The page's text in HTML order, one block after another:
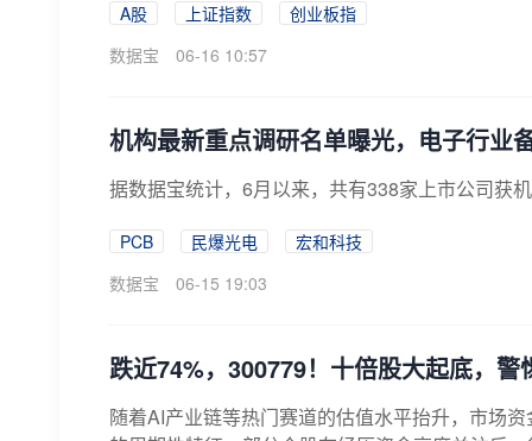
A股 上证指数
创业板指
数据宝
06-16 10:57
机构最新重点调研名单曝光，电子行业
据数据宝统计，6月以来，共有338家上市公司获
PCB 民爆光电
宏和科技
数据宝
06-15 19:03
跌近74%，300779！十倍股大起底，
随着AI产业链等热门赛道的估值水平抬升，市场